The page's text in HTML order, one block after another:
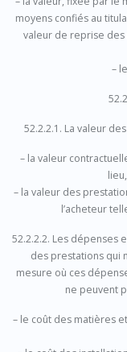
moyens confiés au
valeur de reprise des
–
52.2.2.1. La valeur
– la valeur
– la valeur des
l’acheteur
52.2.2.2. Les dépenses
des prestations qui
mesure où ces
ne peuvent
– le coût des matières